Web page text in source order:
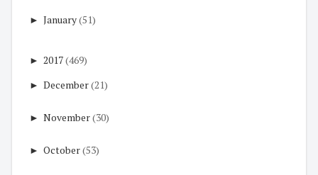
► January(51)
► 2017(469)
► December(21)
► November(30)
► October(53)